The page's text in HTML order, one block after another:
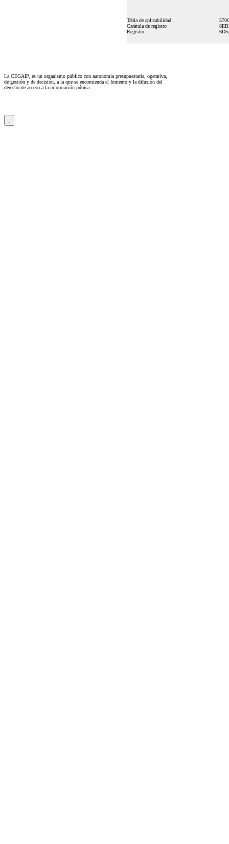
Tabla de aplicabilidad
Carátula de registro
Registro
La CEGAIP, es un organismo público con autonomía presupuestaria, operativa,
de gestión y de decisión, a la que se encomienda el fomento y la difusión del
derecho de acceso a la información púbica.